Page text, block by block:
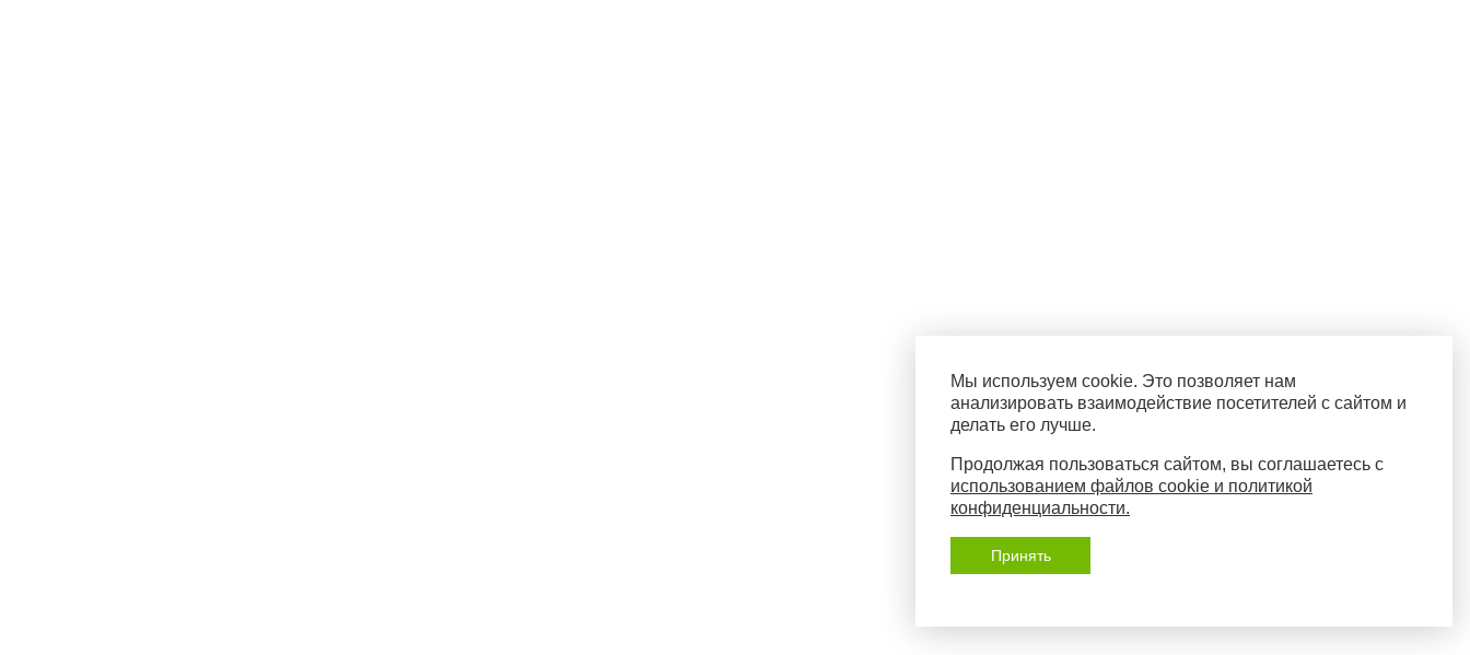
Мы используем cookie. Это позволяет нам
анализировать взаимодействие посетителей с сайтом и
делать его лучше.
Продолжая пользоваться сайтом, вы соглашаетесь с
использованием файлов cookie и политикой
конфиденциальности.
Принять